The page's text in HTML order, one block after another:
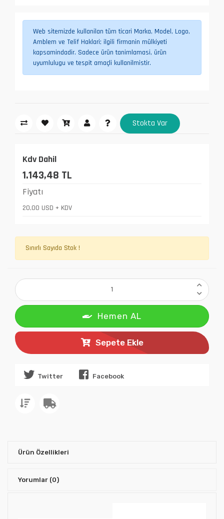
Web sitemizde kullanilan tüm ticari Marka, Model, Logo,
Amblem ve Telif Haklari; ilgili firmanin mülkiyeti
kapsamindadir. Sadece ürün tanimlamasi, ürün
uyumlulugu ve tespit amaçli kullanilmistir.
Stokta Var
Kdv Dahil
1.143,48 TL
Fiyatı
20,00 USD + KDV
Sınırlı Sayıda Stok !
Hemen AL
Sepete Ekle
Twitter Facebook
Ürün Özellikleri
Yorumlar (0)